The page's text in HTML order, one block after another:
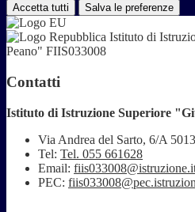
Accetta tutti Salva le preferenze
Istituto di
Peano" FIIS033008
Contatti
Istituto di Istruzione Superiore
Via Andrea del Sarto, 6/A
Tel: Tel. 055 661628
Email:
PEC: